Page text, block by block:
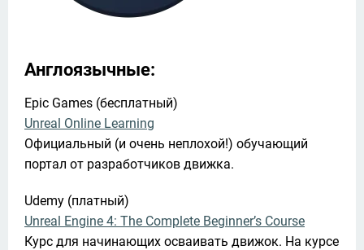
Англоязычные:
Unreal Online Learning
Официальный (и очень неплохой!) обучающий
портал от разработчиков движка.
Unreal Engine 4: The Complete Beginner’s Course
Курс для начинающих осваивать движок. На курсе